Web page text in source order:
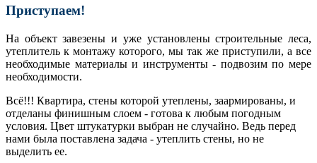
Приступаем!
На объект завезены и уже установлены строительные леса,
утеплитель к монтажу которого, мы так же приступили, а все
необходимые материалы и инструменты - подвозим по мере
необходимости.
Всё!!! Квартира, стены которой утеплены, заармированы, и
отделаны финишным слоем - готова к любым погодным
условия. Цвет штукатурки выбран не случайно. Ведь перед
нами была поставлена задача - утеплить стены, но не
выделить ее.